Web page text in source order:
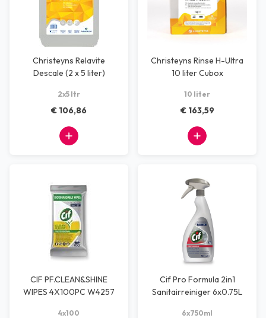
Christeyns Relavite
Descale (2 x 5 liter)
2x5 ltr
€ 106,86
Christeyns Rinse H-Ultra
10 liter Cubox
10 liter
€ 163,59
CIF PF.CLEAN&SHINE
WIPES 4X100PC W4257
4x100
Cif Pro Formula 2in1
Sanitairreiniger 6x0.75L
6x750ml